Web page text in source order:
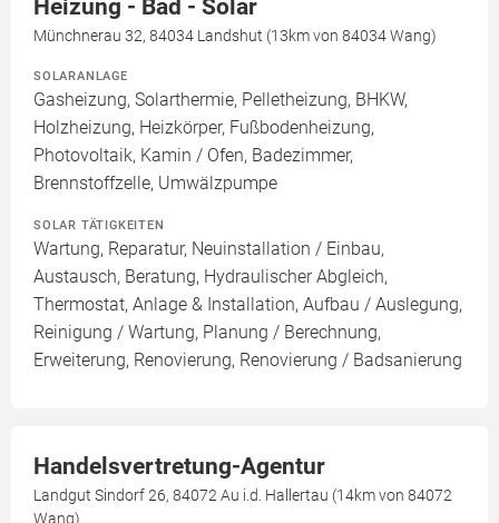
Heizung - Bad - Solar
Münchnerau 32, 84034 Landshut (13km von 84034 Wang)
SOLARANLAGE
Gasheizung, Solarthermie, Pelletheizung, BHKW,
Holzheizung, Heizkörper, Fußbodenheizung,
Photovoltaik, Kamin / Ofen, Badezimmer,
Brennstoffzelle, Umwälzpumpe
SOLAR TÄTIGKEITEN
Wartung, Reparatur, Neuinstallation / Einbau,
Austausch, Beratung, Hydraulischer Abgleich,
Thermostat, Anlage & Installation, Aufbau / Auslegung,
Reinigung / Wartung, Planung / Berechnung,
Erweiterung, Renovierung, Renovierung / Badsanierung
Handelsvertretung-Agentur
Landgut Sindorf 26, 84072 Au i.d. Hallertau (14km von 84072
Wang)